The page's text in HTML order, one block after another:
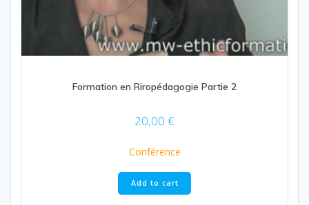
Formation en Riropédagogie Partie 2
20,00 €
Conférence
Add to cart